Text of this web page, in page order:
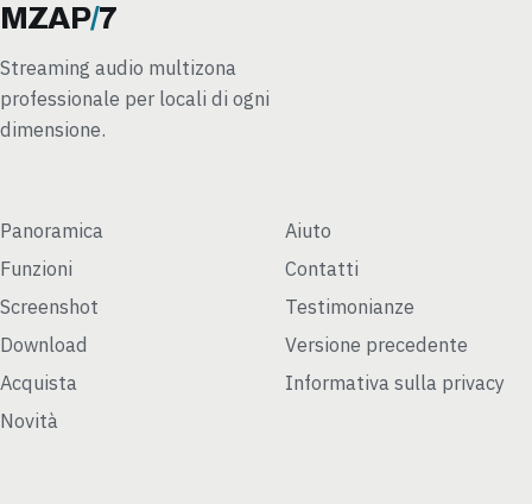
MZAP/7
Streaming audio multizona
professionale per locali di ogni
dimensione.
Panoramica
Funzioni
Screenshot
Download
Acquista
Novità
Aiuto
Contatti
Testimonianze
Versione precedente
Informativa sulla privacy